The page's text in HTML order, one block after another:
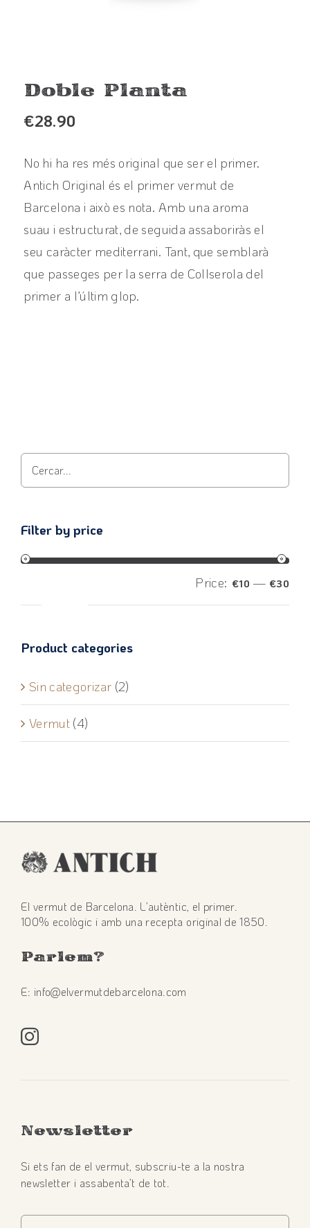
Doble Planta
€28.90
No hi ha res més original que ser el primer.
Antich Original és el primer vermut de
Barcelona i això es nota. Amb una aroma
suau i estructurat, de seguida assaboriràs el
seu caràcter mediterrani. Tant, que semblarà
que passeges per la serra de Collserola del
primer a l’últim glop.
Filter by price
Price: €10 — €30
Product categories
Sin categorizar (2)
Vermut (4)
El vermut de Barcelona. L’autèntic, el primer.
100% ecològic i amb una recepta original de 1850.
Parlem?
E: info@elvermutdebarcelona.com
Newsletter
Si ets fan de el vermut, subscriu-te a la nostra
newsletter i assabenta’t de tot.